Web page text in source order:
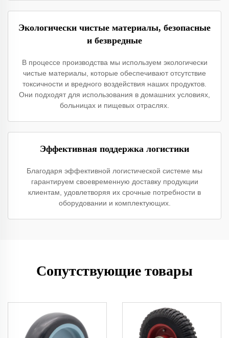
Экологически чистые материалы, безопасные
и безвредные
В процессе производства мы используем экологически
чистые материалы, которые обеспечивают отсутствие
токсичности и вредного воздействия наших продуктов.
Они подходят для использования в домашних условиях,
больницах и пищевых отраслях.
Эффективная поддержка логистики
Благодаря эффективной логистической системе мы
гарантируем своевременную доставку продукции
клиентам, удовлетворяя их срочные потребности в
оборудовании и комплектующих.
Сопутствующие товары